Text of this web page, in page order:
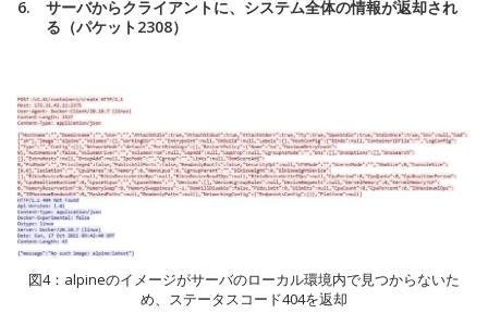
サーバからクライアントに、システム全体の情報が返却され
る（パケット2308）
図4：alpineのイメージがサーバのローカル環境内で見つからないた
め、ステータスコード404を返却